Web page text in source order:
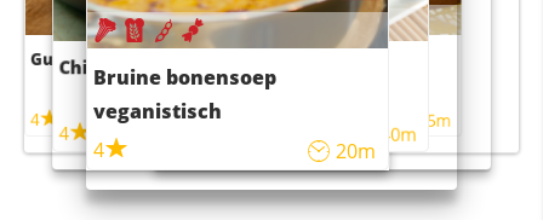
Guacamole
4
Chili con carne
4 45m
Bruine bonensoep
veganistisch
4
20m
Sushi rijstsalade
maaltijdsalade
40m
4 55m